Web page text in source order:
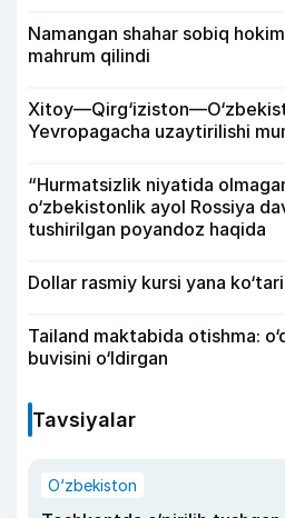
Namangan shahar sobiq
mahrum qilindi
Yevropagacha uzaytirilishi
“Hurmatsizlik niyatida
o‘zbekistonlik ayol Rossiya
tushirilgan poyandoz haqida
Dollar rasmiy kursi yana
Tailand maktabida otishma:
buvisini o‘ldirgan
Tavsiyalar
O‘zbekiston